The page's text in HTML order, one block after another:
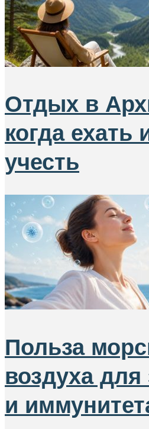
Отдых в
когда ехать
учесть
Польза
воздуха
и